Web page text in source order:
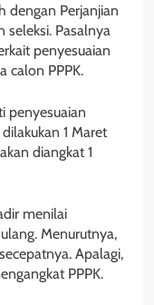
dengan Perjanjian
seleksi. Pasalnya
penyesuaian
calon PPPK.
penyesuaian
1 Maret
diangkat 1
menilai
Menurutnya,
Apalagi,
PPPK.